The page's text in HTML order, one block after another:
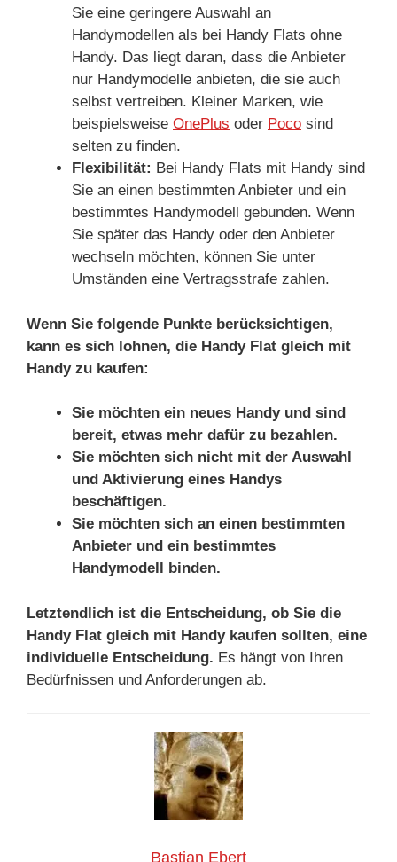
Sie eine geringere Auswahl an
Handymodellen als bei Handy Flats ohne
Handy. Das liegt daran, dass die Anbieter
nur Handymodelle anbieten, die sie auch
selbst vertreiben. Kleiner Marken, wie
beispielsweise OnePlus oder Poco sind
selten zu finden.
Flexibilität: Bei Handy Flats mit Handy sind
Sie an einen bestimmten Anbieter und ein
bestimmtes Handymodell gebunden. Wenn
Sie später das Handy oder den Anbieter
wechseln möchten, können Sie unter
Umständen eine Vertragsstrafe zahlen.
Wenn Sie folgende Punkte berücksichtigen,
kann es sich lohnen, die Handy Flat gleich mit
Handy zu kaufen:
Sie möchten ein neues Handy und sind
bereit, etwas mehr dafür zu bezahlen.
Sie möchten sich nicht mit der Auswahl
und Aktivierung eines Handys
beschäftigen.
Sie möchten sich an einen bestimmten
Anbieter und ein bestimmtes
Handymodell binden.
Letztendlich ist die Entscheidung, ob Sie die
Handy Flat gleich mit Handy kaufen sollten, eine
individuelle Entscheidung. Es hängt von Ihren
Bedürfnissen und Anforderungen ab.
Bastian Ebert